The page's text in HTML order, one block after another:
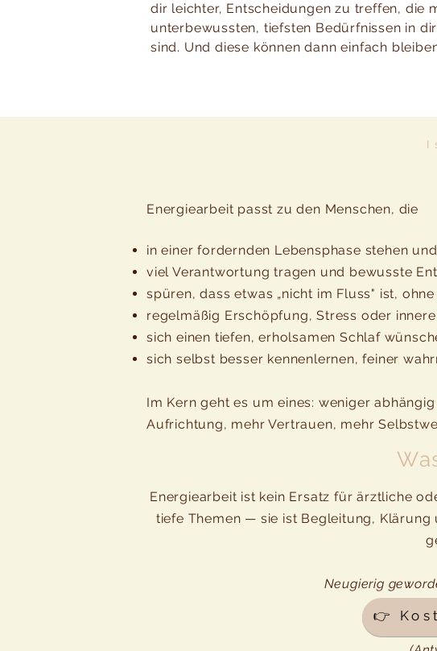
dir leichter, Entscheidungen zu treffen, die
unterbewussten, tiefsten Bedürfnissen in
sind. Und diese können dann einfach
Neugierig
Energiearbeit passt zu den Menschen, die
in einer fordernden Lebensphase stehen
viel Verantwortung tragen und bewusste
spüren, dass etwas „nicht im Fluss" ist,
regelmäßig Erschöpfung, Stress oder
sich einen tiefen, erholsamen Schlaf
sich selbst besser kennenlernen, feiner
Im Kern geht es um eines: weniger
Aufrichtung, mehr Vertrauen, mehr
Energiearbeit ist kein Ersatz für ärztliche
tiefe Themen — sie ist Begleitung,
👉